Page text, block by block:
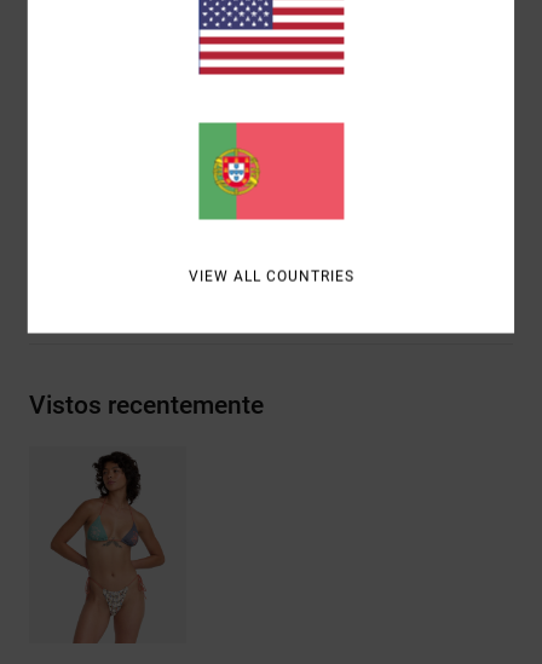
Decote halter
Acolchoamento:Removível
Alças ajustáveis com laço
80% nylon reciclado (poliamida) / 20%
Vistos recentemente
VIEW ALL COUNTRIES